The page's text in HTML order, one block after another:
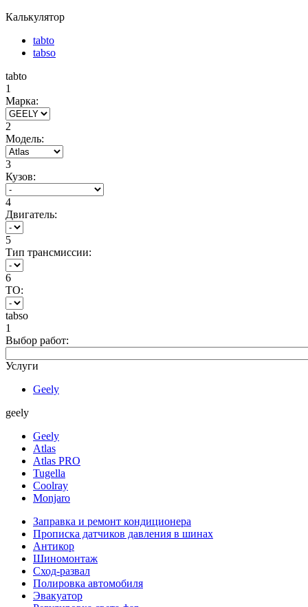
Калькулятор
tabto
tabso
tabto
1
Марка:
2
Модель:
3
Кузов:
4
Двигатель:
5
Тип трансмиссии:
6
ТО:
tabso
1
Выбор работ:
Услуги
Geely
geely
Geely
Atlas
Atlas PRO
Tugella
Coolray
Monjaro
Заправка и ремонт кондиционера
Прописка датчиков давления в шинах
Антикор
Шиномонтаж
Сход-развал
Полировка автомобиля
Эвакуатор